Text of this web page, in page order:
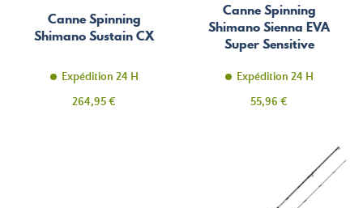
Canne Spinning
Shimano Sustain CX
Expédition 24 H
Prix
264,95 €
Canne Spinning
Shimano Sienna EVA
Super Sensitive
Expédition 24 H
Prix
55,96 €